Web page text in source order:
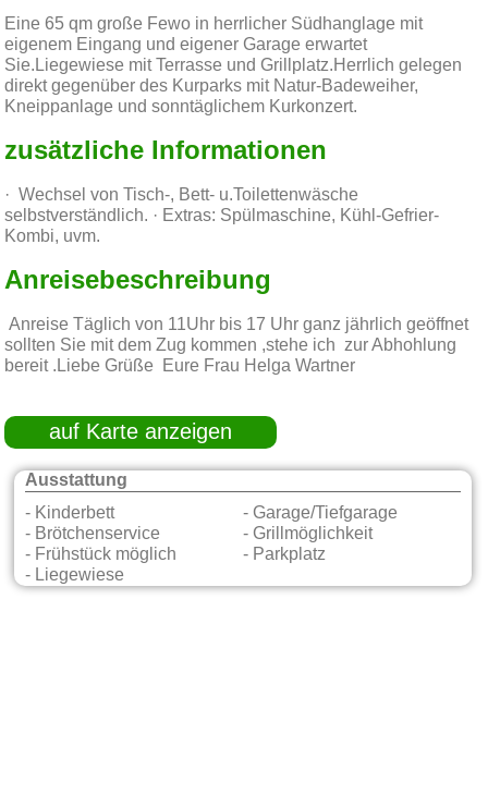
Eine 65 qm große Fewo in herrlicher Südhanglage mit
eigenem Eingang und eigener Garage erwartet
Sie.Liegewiese mit Terrasse und Grillplatz.Herrlich gelegen
direkt gegenüber des Kurparks mit Natur-Badeweiher,
Kneippanlage und sonntäglichem Kurkonzert.
zusätzliche Informationen
· Wechsel von Tisch-, Bett- u.Toilettenwäsche
selbstverständlich. · Extras: Spülmaschine, Kühl-Gefrier-
Kombi, uvm.
Anreisebeschreibung
Anreise Täglich von 11Uhr bis 17 Uhr ganz jährlich geöffnet
sollten Sie mit dem Zug kommen ,stehe ich zur Abhohlung
bereit .Liebe Grüße Eure Frau Helga Wartner
auf Karte anzeigen
Ausstattung
- Kinderbett
- Garage/Tiefgarage
- Brötchenservice
- Grillmöglichkeit
- Frühstück möglich
- Parkplatz
- Liegewiese